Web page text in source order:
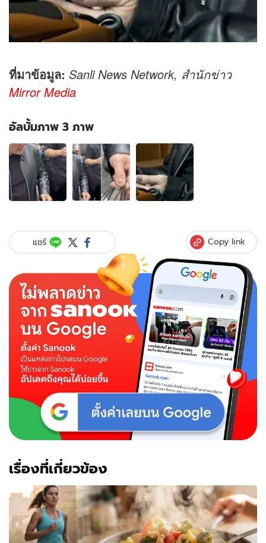
ที่มาข้อมูล: Sanli News Network, สำนักข่าว
Mirror Media
อัลบั้มภาพ 3 ภาพ
อัลบั้ม
ภาพ
3
ภาพ
ของ
ซูม
เล็บ
ดัง"
แซะ
รวย
แสน
ล้าน
สกปรก
หมอ
ผิวหนัง
เบรก-
ความ
จริง!!!
แชร์ Copy link
เรื่องที่เกี่ยวข้อง